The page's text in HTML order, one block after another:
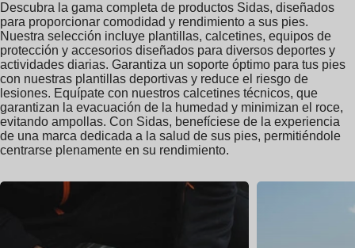
Descubra la gama completa de productos Sidas, diseñados
para proporcionar comodidad y rendimiento a sus pies.
Nuestra selección incluye plantillas, calcetines, equipos de
protección y accesorios diseñados para diversos deportes y
actividades diarias. Garantiza un soporte óptimo para tus pies
con nuestras plantillas deportivas y reduce el riesgo de
lesiones. Equípate con nuestros calcetines técnicos, que
garantizan la evacuación de la humedad y minimizan el roce,
evitando ampollas. Con Sidas, benefíciese de la experiencia
de una marca dedicada a la salud de sus pies, permitiéndole
centrarse plenamente en su rendimiento.